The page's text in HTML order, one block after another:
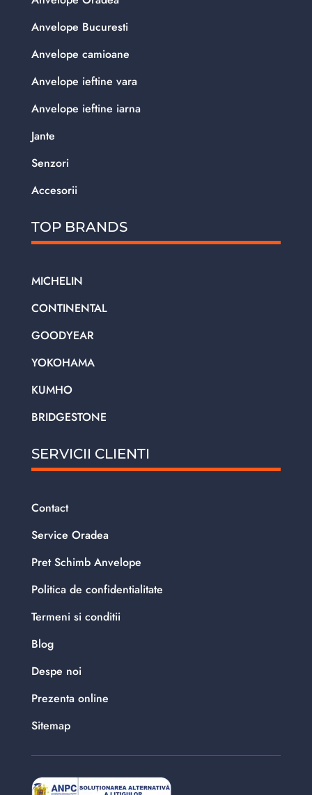
Anvelope Bucuresti
Anvelope camioane
Anvelope ieftine vara
Anvelope ieftine iarna
Jante
Senzori
Accesorii
TOP BRANDS
MICHELIN
CONTINENTAL
GOODYEAR
YOKOHAMA
KUMHO
BRIDGESTONE
SERVICII CLIENTI
Contact
Service Oradea
Pret Schimb Anvelope
Politica de confidentialitate
Termeni si conditii
Blog
Despe noi
Prezenta online
Sitemap